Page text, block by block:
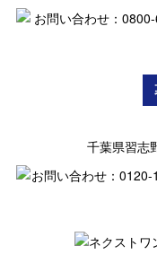
千葉県習志